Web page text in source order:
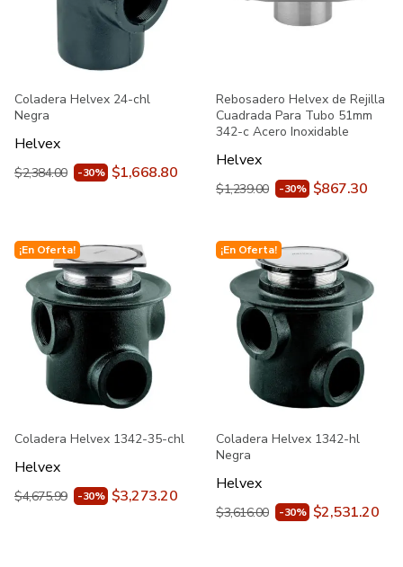
Coladera Helvex 24-chl
Negra
Helvex
$2,384.00 -30% $1,668.80
Rebosadero Helvex de Rejilla
Cuadrada Para Tubo 51mm
342-c Acero Inoxidable
Helvex
$1,239.00 -30% $867.30
¡En Oferta!
Coladera Helvex 1342-35-chl
Helvex
$4,675.99 -30% $3,273.20
¡En Oferta!
Coladera Helvex 1342-hl
Negra
Helvex
$3,616.00 -30% $2,531.20